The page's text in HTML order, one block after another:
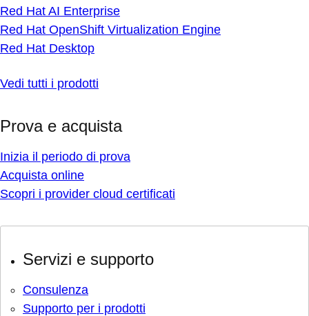
Red Hat AI Enterprise
Red Hat OpenShift Virtualization Engine
Red Hat Desktop
Vedi tutti i prodotti
Prova e acquista
Inizia il periodo di prova
Acquista online
Scopri i provider cloud certificati
Servizi e supporto
Consulenza
Supporto per i prodotti